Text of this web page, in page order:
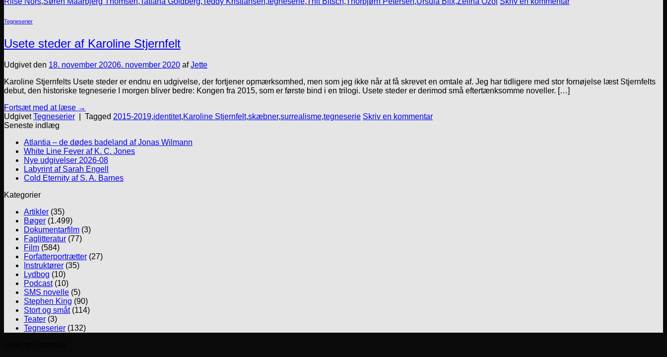
Tegneserier
Usete steder af Karoline Stjernfelt
Udgivet den 18. november 20206. november 2020 afJette
Karoline Stjernfelts Usete steder er endnu en udgivelse, der fortjener opmærksomhed, men som jeg ikke når at få skrevet en omtale af. Jeg har tidligere med stor fornøjelse læst Stjernfelts
debut, den historiske tegneserie I morgen bliver bedre: Kongen fra 2015, som er første bind i en trilogi. Usete steder er derimod små eftertænksomme noveller. […]
Fortsæt med at læse →
UdgivetTegneserier Tagged 2015-2019,identitet,Karoline Stjernfelt,skæbner,surrealisme,tegneserie Skriv en kommentar
Seneste indlæg
Atlantia – de dødes badeland af Jonas Wilmann
White Line Fever af K. C. Jones
Nye udgivelser 2026-08
Labyrint af Sarah Engell
Cold Eternity af S. A. Barnes
Kategorier
Artikler (35)
Bøger (1.499)
Dokumentarfilm (3)
Faglitteratur (77)
Film (584)
Forfatterportrætter (27)
Instruktører (35)
Lydbog (10)
Podcast(10)
SMS novelle (5)
Stephen King (90)
Stort og småt(114)
Teater (3)
Tegneserier (132)